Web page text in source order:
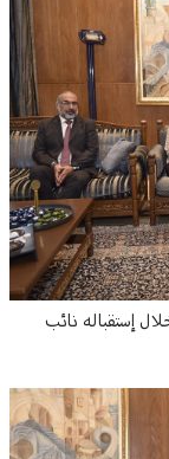
إستقباله نائب